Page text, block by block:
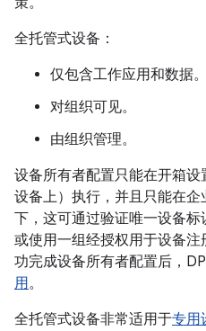
全托管式设备：
仅包含工作应用和数据。
对组织可见。
由组织管理。
设备所有者配置只能在开箱
设备上）执行，并且只能在
下，这可通过验证唯一设备标
或使用一组经授权用于设备
功完成设备所有者配置后，
用。
全托管式设备非常适用于专用